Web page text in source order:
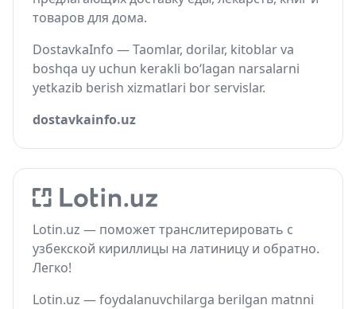
товаров для дома.
DostavkaInfo — Taomlar, dorilar, kitoblar va
boshqa uy uchun kerakli bo‘lagan narsalarni
yetkazib berish xizmatlari bor servislar.
dostavkainfo.uz
Lotin.uz — поможет транслитерировать с
узбекской кириллицы на латиницу и обратно.
Легко!
Lotin.uz — foydalanuvchilarga berilgan matnni